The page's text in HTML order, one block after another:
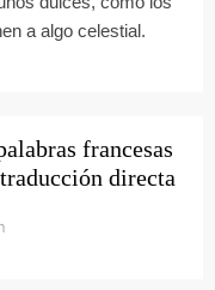
a algo celestial.
francesas
directa